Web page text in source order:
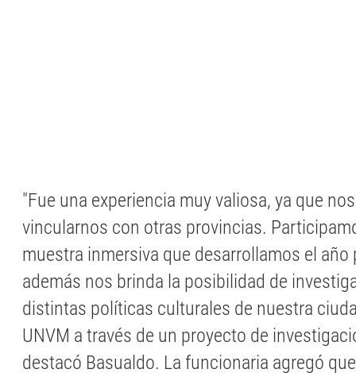
"Fue una experiencia muy valiosa, ya que
vincularnos con otras provincias.
muestra inmersiva que desarrollamos el año
además nos brinda la posibilidad de
distintas políticas culturales de nuestra
UNVM a través de un proyecto de
destacó Basualdo. La funcionaria agregó